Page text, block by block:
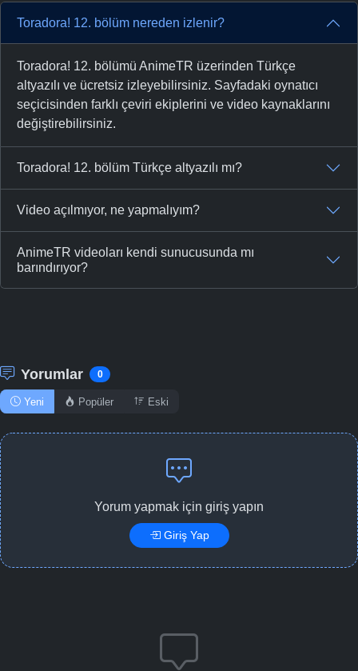
Toradora! 12. bölüm nereden izlenir?
Toradora! 12. bölümü AnimeTR üzerinden Türkçe
altyazılı ve ücretsiz izleyebilirsiniz. Sayfadaki oynatıcı
seçicisinden farklı çeviri ekiplerini ve video kaynaklarını
değiştirebilirsiniz.
Toradora! 12. bölüm Türkçe altyazılı mı?
Video açılmıyor, ne yapmalıyım?
AnimeTR videoları kendi sunucusunda mı
barındırıyor?
Yorumlar 0
Yeni Popüler Eski
Yorum yapmak için giriş yapın
Giriş Yap